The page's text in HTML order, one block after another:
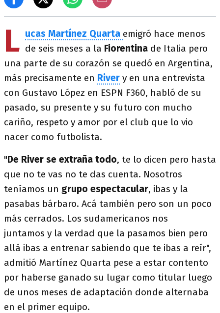
L ucas Martínez Quarta emigró hace menos
de seis meses a la Fiorentina de Italia pero
una parte de su corazón se quedó en Argentina,
más precisamente en River y en una entrevista
con Gustavo López en ESPN F360, habló de su
pasado, su presente y su futuro con mucho
cariño, respeto y amor por el club que lo vio
nacer como futbolista.
"De River se extraña todo, te lo dicen pero hasta
que no te vas no te das cuenta. Nosotros
teníamos un grupo espectacular, ibas y la
pasabas bárbaro. Acá también pero son un poco
más cerrados. Los sudamericanos nos
juntamos y la verdad que la pasamos bien pero
allá ibas a entrenar sabiendo que te ibas a reír",
admitió Martínez Quarta pese a estar contento
por haberse ganado su lugar como titular luego
de unos meses de adaptación donde alternaba
en el primer equipo.